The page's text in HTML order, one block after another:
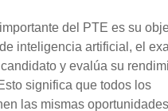
del PTE es su
inteligencia artificial, el
y evalúa su
significa que todos los
las mismas